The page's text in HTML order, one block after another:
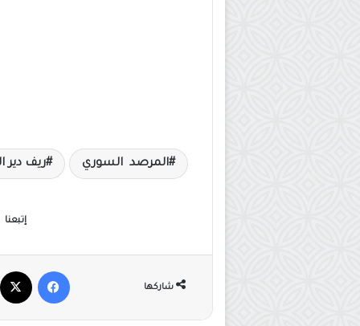
المرصد السوري ريف دير
إتبعنا
شاركها